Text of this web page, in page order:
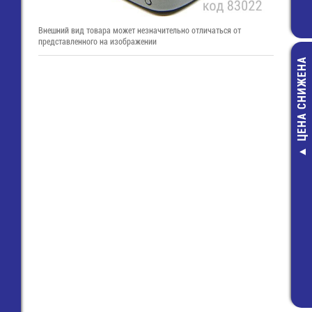
ЦЕНА СНИЖЕНА
Внешний вид товара может незначительно отличаться от
представленного на изображении